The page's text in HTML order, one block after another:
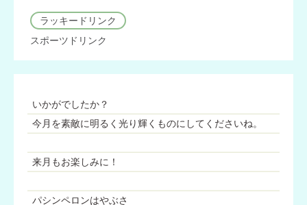
ラッキードリンク
スポーツドリンク
いかがでしたか？
今月を素敵に明るく光り輝くものにしてくださいね。
来月もお楽しみに！
パシンペロンはやぶさ